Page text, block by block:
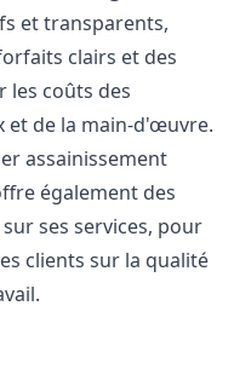
et transparents,
clairs et des
les coûts des
et de la main-d'œuvre.
assainissement
également des
ses services, pour
clients sur la qualité